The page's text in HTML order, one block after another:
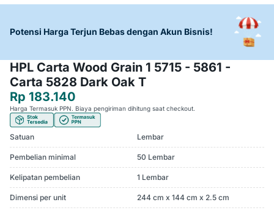
Potensi Harga Terjun Bebas dengan Akun Bisnis!
HPL Carta Wood Grain 1 5715 - 5861 -
Carta 5828 Dark Oak T
Rp 183.140
Harga Termasuk PPN. Biaya pengiriman dihitung saat checkout.
Satuan Lembar
Pembelian minimal 50 Lembar
Kelipatan pembelian 1 Lembar
Dimensi per unit 244 cm x 144 cm x 2.5 cm